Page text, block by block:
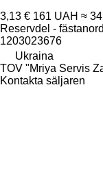
3,13 € 161 UAH ≈
Reservdel -
1203023676
Ukraina
TOV "Mriya Servis
Kontakta säljaren